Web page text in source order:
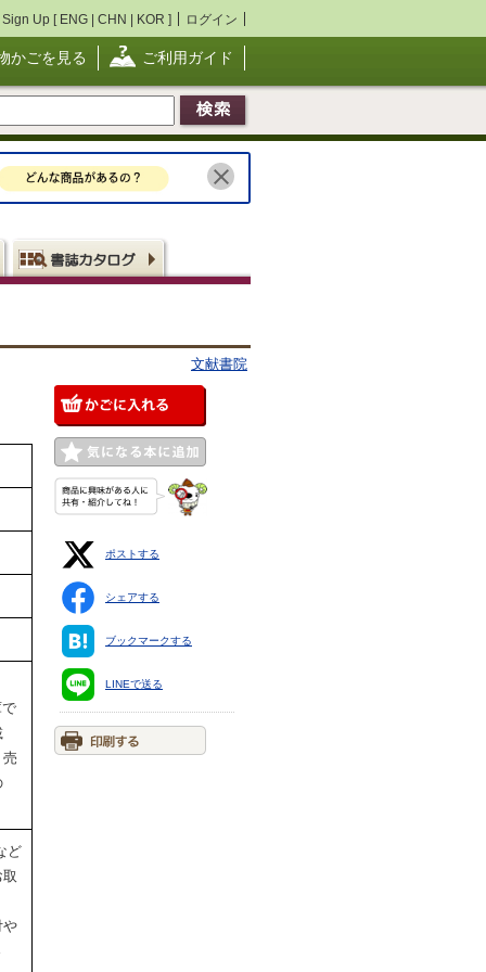
Sign Up [ ENG | CHN | KOR ] ログイン
かごを見る ご利用ガイド
文献書院
ど
や
ポストする
シェアする
ブックマークする
LINEで送る